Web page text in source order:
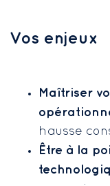
Vos enjeux
Maîtriser
hausse
Être à la